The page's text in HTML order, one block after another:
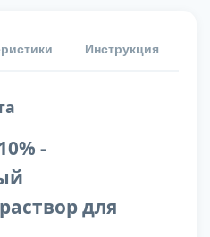
Инструкция
-
для